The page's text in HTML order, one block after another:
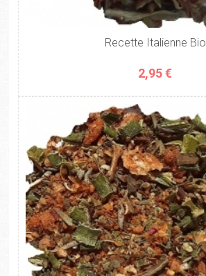
Recette Italienne Bio
2,95 €